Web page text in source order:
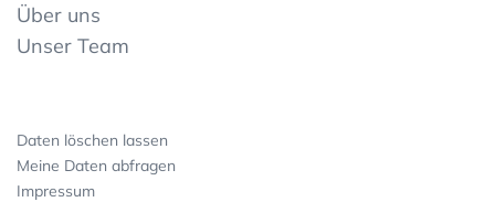
Über uns
Unser Team
Daten löschen lassen
Meine Daten abfragen
Impressum